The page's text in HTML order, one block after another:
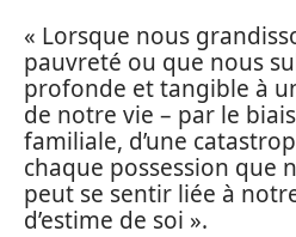
« Lorsque nous
pauvreté ou que nous
profonde et tangible à
de notre vie – par le
familiale, d’une
chaque possession que
peut se sentir liée à
d’estime de soi ».